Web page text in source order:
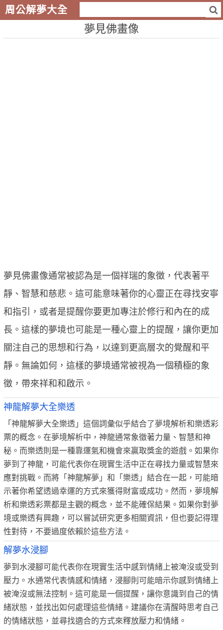
周公解夢大全
夢見佛畫像
夢見佛畫像通常被認為是一個祥瑞的象徵，代表著平
靜、智慧和慈悲。這可能意味著你的心靈正在尋找安寧
和指引，或者是提醒你要更加專注於修行和內在的成
長。這樣的夢境也可能是一種心靈上的提醒，讓你更加
關注自己的思想和行為，以達到更高層次的覺醒和平
靜。無論如何，這樣的夢境通常被視為一個積極的象
徵，帶來祥和和啟示。
神龍解夢大全樂透
「神龍解夢大全樂透」這個詞彙似乎結合了夢境解析和樂透彩
票的概念。在夢境解析中，神龍通常象徵著力量、智慧和神
秘。而樂透則是一種靠運氣和機會來贏取獎金的遊戲。如果你
夢到了神龍，可能代表你在現實生活中正在尋找力量或智慧來
應對挑戰。而將「神龍解夢」和「樂透」結合在一起，可能暗
示著你希望透過幸運的方式來獲得財富或成功。然而，夢境解
析和樂透彩票都是主觀的概念，並不能確保結果。如果你對夢
境或樂透有興趣，可以嘗試研究更多相關資訊，但也要記得理
性對待，不要過度依賴於這些方法。
解夢水浸腳
夢到水浸腳可能代表你在現實生活中感到情緒上被淹沒或受到
壓力。水通常代表情感和情緒，浸腳則可能暗示你感到情緒上
被淹沒或無法控制。這可能是一個提醒，讓你意識到自己的情
緒狀態，並找出如何處理這些情緒。建議你在清醒時思考自己
的情緒狀態，並尋找適合的方式來釋放壓力和情緒。